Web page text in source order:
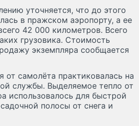
уточняется, что до этого
в пражском аэропорту, а ее
42 000 километров. Всего
грузовика. Стоимость
экземпляра сообщается
от самолёта практиковалась на
службы. Выделяемое тепло от
использовалось для быстрой
полосы от снега и